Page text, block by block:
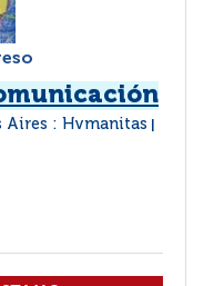
Aires : Hvmanitas